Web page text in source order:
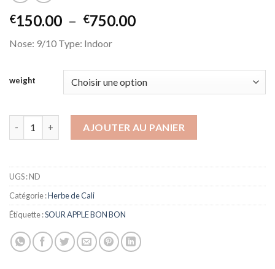
€150.00 – €750.00Plage
à
€750.00
Nose: 9/10 Type: Indoor
weight
AJOUTER AU PANIER
UGS :ND
Catégorie :Herbe de Cali
Étiquette :SOUR APPLE BON BON